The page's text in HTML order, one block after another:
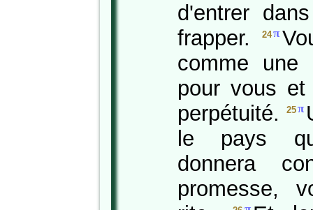
d'entrer
frapper.24π
comme une
pour vous
perpétuité.
25π
le pays
donnera
promesse,